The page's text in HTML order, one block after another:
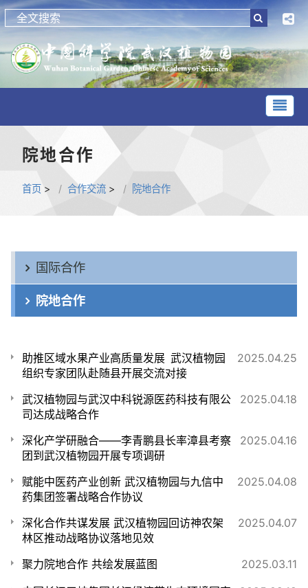
院地合作
首页 > 合作交流 > 院地合作
国际合作
院地合作
2025.04.25
助推区域水果产业高质量发展 武汉植物园
组织专家团队赴随县开展交流对接
2025.04.18
武汉植物园与武汉中科锐源医药科技有限公
司达成战略合作
2025.04.16
深化产学研融合——李青鹏县长率漳县考察
团到武汉植物园开展专项调研
2025.04.08
赋能中医药产业创新 武汉植物园与九信中
药集团签署战略合作协议
2025.04.07
深化合作共谋发展 武汉植物园回访神农架
林区推动战略协议落地见效
2025.03.11
聚力院地合作 共绘发展蓝图